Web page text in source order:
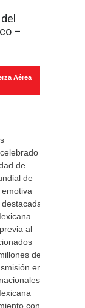
–
Aérea
de
de
al
de
en
e
con